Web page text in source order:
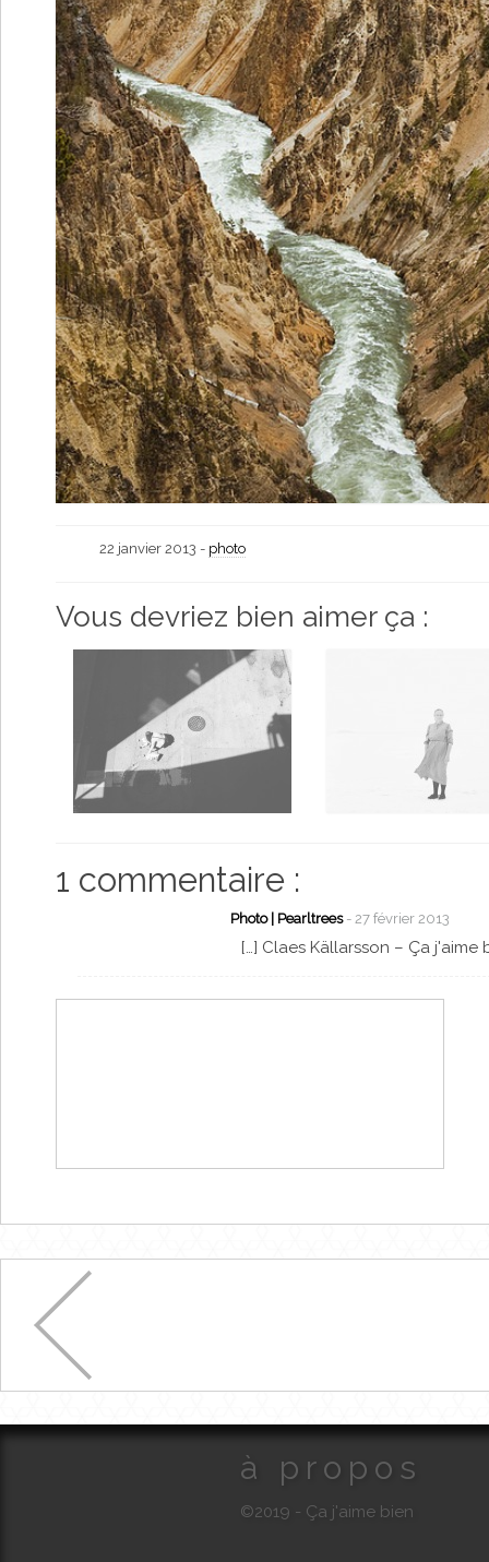
22 janvier 2013 - photo
Vous devriez bien aimer ça :
1 commentaire :
Photo | Pearltrees - 27 février 2013
[…] Claes Källarsson – Ça j'aime
à propos
©2019 - Ça j'aime bien